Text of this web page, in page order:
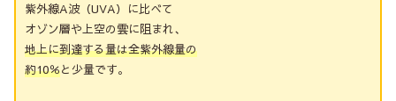
紫外線A波（UVA）に比べて
オゾン層や上空の雲に阻まれ、
地上に到達する量は全紫外線量の
約10％と少量です。